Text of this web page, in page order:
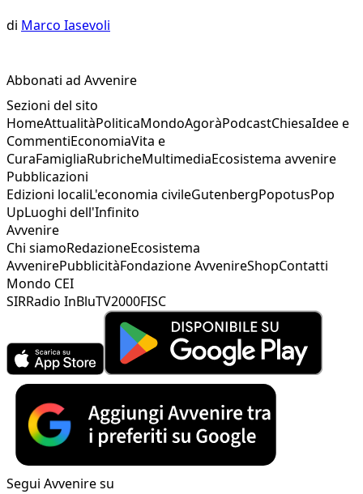
di Marco Iasevoli
Abbonati ad Avvenire
Sezioni del sito
HomeAttualitàPoliticaMondoAgoràPodcastChiesaIdee e
CommentiEconomiaVita e
CuraFamigliaRubricheMultimediaEcosistema avvenire
Pubblicazioni
Edizioni localiL'economia civileGutenbergPopotusPop
UpLuoghi dell'Infinito
Avvenire
Chi siamoRedazioneEcosistema
AvvenirePubblicitàFondazione AvvenireShopContatti
Mondo CEI
SIRRadio InBluTV2000FISC
Segui Avvenire su